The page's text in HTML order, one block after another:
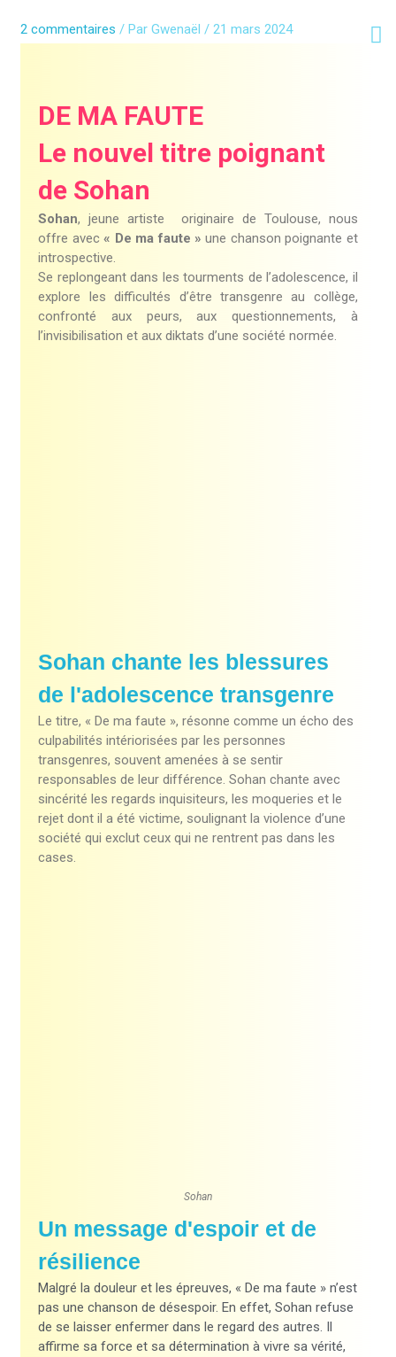
contenu
2 commentaires / ParGwenaël / 21 mars 2024
DE MA FAUTE
Le nouvel titre poignant
de Sohan
Sohan, jeune artiste originaire de Toulouse, nous
offre avec« De ma faute » une chanson poignante et
introspective.
Se replongeant dans les tourments de l’adolescence, il
explore les difficultés d’être transgenre au collège,
confronté aux peurs, aux questionnements, à
l’invisibilisation et aux diktats d’une société normée.
Sohan chante les blessures
de l'adolescence transgenre
Le titre, « De ma faute », résonne comme un écho des
culpabilités intériorisées par les personnes
transgenres, souvent amenées à se sentir
responsables de leur différence. Sohan chante avec
sincérité les regards inquisiteurs, les moqueries et le
rejet dont il a été victime, soulignant la violence d’une
société qui exclut ceux qui ne rentrent pas dans les
cases.
Sohan
Un message d'espoir et de
résilience
Malgré la douleur et les épreuves, « De ma faute » n’est
pas une chanson de désespoir. En effet, Sohan refuse
de se laisser enfermer dans le regard des autres. Il
affirme sa force et sa détermination à vivre sa vérité,